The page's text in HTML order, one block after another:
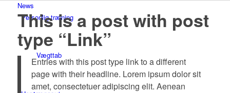
Personlig træning
Vægttab
News
This is a post with post
type “Link”
Entries with this post type link to a different
page with their headline. Lorem ipsum dolor sit
amet, consectetuer adipiscing elit. Aenean